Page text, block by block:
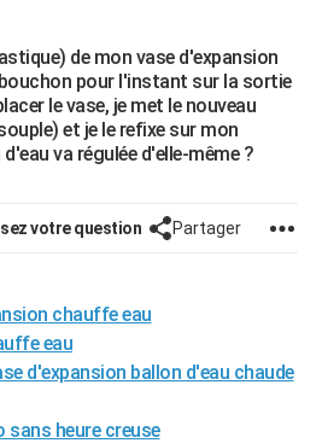
de mon vase d'expansion
pour l'instant sur la sortie
le vase, je met le nouveau
et je le refixe sur mon
va régulée d'elle-même ?
votre question Partager
chauffe eau
eau
d'expansion ballon d'eau chaude
heure creuse